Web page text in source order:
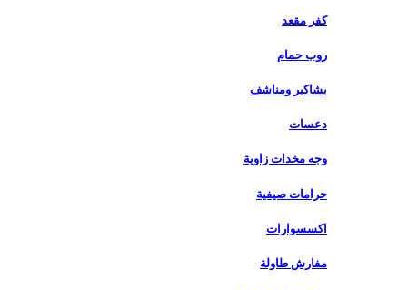
كفر مقعد
روب حمام
بشاكير ومناشف
دعسات
وجه مخدات زاوية
حرامات صيفية
اكسسوارات
مفارش طاولة